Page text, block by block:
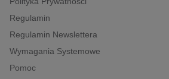
psychologiczne
inne
popularno-naukowe
historia
Regulamin
Regulamin Newslettera
Wymagania Systemowe
Pomoc